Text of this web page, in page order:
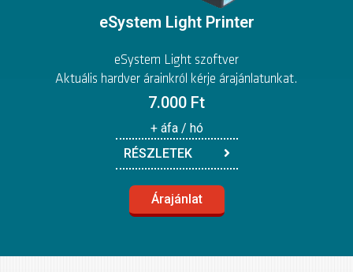
eSystem Light Printer
eSystem Light szoftver
Aktuális hardver árainkról kérje árajánlatunkat.
7.000 Ft
+ áfa / hó
RÉSZLETEK
Árajánlat